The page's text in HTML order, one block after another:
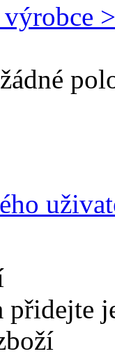
přidejte